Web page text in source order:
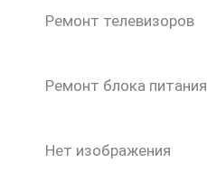
Ремонт телевизоров
Ремонт блока питания
Нет изображения